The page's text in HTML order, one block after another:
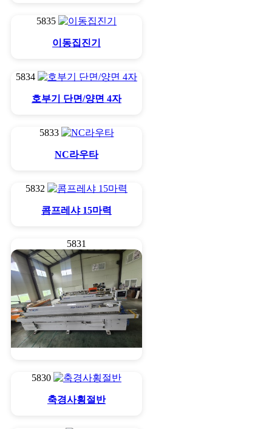
5835
이동집진기
5834
호부기 단면/양면 4자
5833
NC라우타
5832
콤프레샤 15마력
5831
5830
축경사횡절반